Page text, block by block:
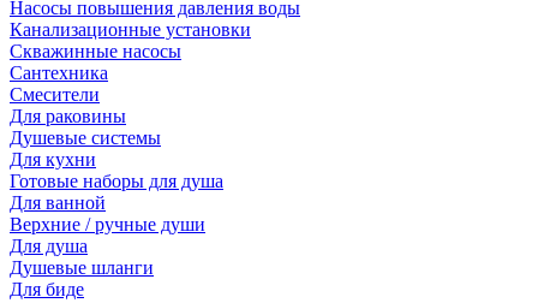
Насосы повышения давления воды
Канализационные установки
Скважинные насосы
Сантехника
Смесители
Для раковины
Душевые системы
Для кухни
Готовые наборы для душа
Для ванной
Верхние / ручные души
Для душа
Душевые шланги
Для биде